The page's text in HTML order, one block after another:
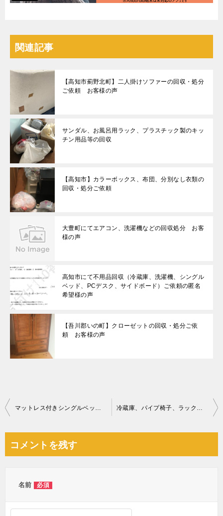
関連記事
【高知市薊野北町】二人掛けソファーの回収・処分
ご依頼 お客様の声
サンダル、お風呂用ラック、プラスチック製のキッ
チン用品等の回収
【高知市】カラーボックス、布団、分別なし衣類の
回収・処分ご依頼
大豊町にてエアコン、洗濯機などの回収処分 お客
様の声
高知市にて不用品回収（冷蔵庫、洗濯機、シングル
ベッド、PCデスク、サイドボード）ご依頼の匿名
希望様の声
【吾川郡いの町】クローゼットの回収・処分ご依
頼 お客様の声
投
ビ
マットレス付きシングルベッドの回収・処分ご依頼 お客様の声 冷蔵庫、パイプ椅子、ラック、ハンガーラック、物干し竿等の回収
コメントを残す
名前 必須